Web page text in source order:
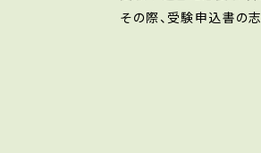
その際、受験申込書の